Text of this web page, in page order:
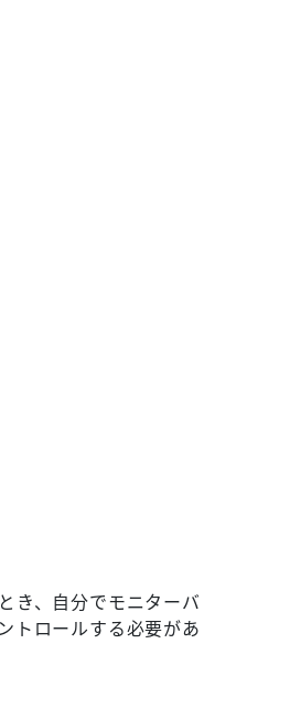
き、自分でモニターバ
トロールする必要があ